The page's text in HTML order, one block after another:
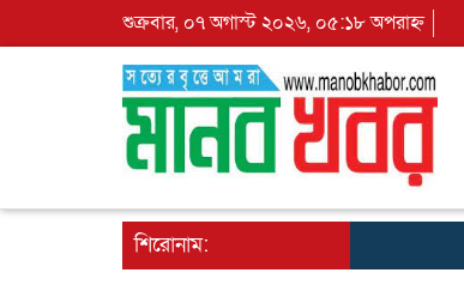
শুক্রবার, ০৭ অগাস্ট ২০২৬, ০৫:১৮ অপরাহ্ন
শিরোনাম: